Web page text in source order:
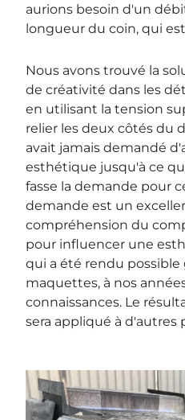
aurions besoin d'un
longueur du coin, qui
Nous avons trouvé la
de créativité dans les
en utilisant la tension
relier les deux côtés du
avait jamais demandé
esthétique jusqu'à ce
fasse la demande pour
demande est un
compréhension du
pour influencer une
qui a été rendu possible
maquettes, à nos
connaissances. Le
sera appliqué à d'autres